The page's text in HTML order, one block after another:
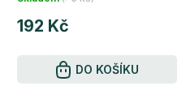
hodnocení
produktu
192 Kč
DO KOŠÍKU